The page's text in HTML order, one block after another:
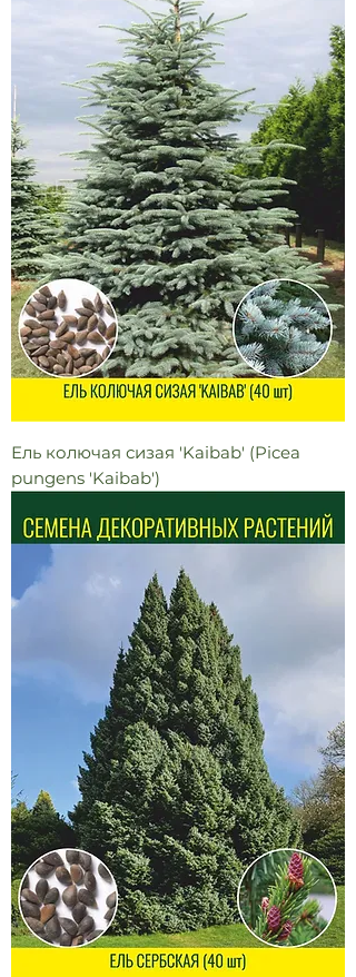
Ель колючая сизая 'Kaibab' (Picea
pungens 'Kaibab')